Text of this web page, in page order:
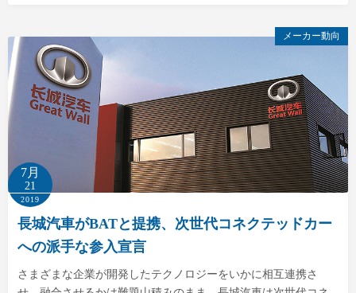
メーカー動向
7月
21
2019
長城汽車がBATと提携、次世代コネクテッドカー
への派手な参入宣言
さまざまな企業が開発したテクノロジーをいかに相互連携さ